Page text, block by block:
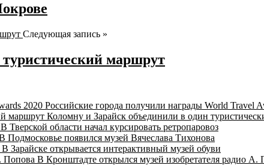
Следующая запись »
маршрут
Российские города получили награды World Travel
Коломну и Зарайск объединили в один
В Тверской области начал курсировать ретропаровоз
Подмосковье появился музей Вячеслава Тихонова
В Зарайске открывается интерактивный музей обуви
В Кронштадте открылся музей изобретателя радио А.